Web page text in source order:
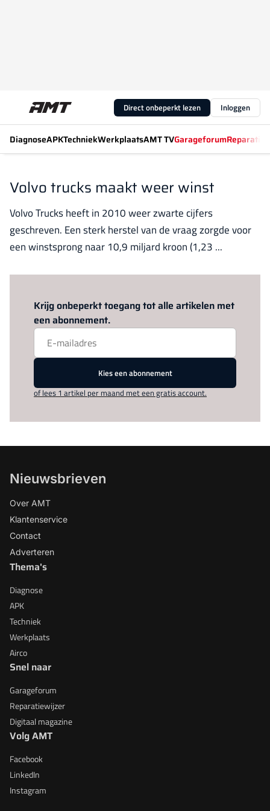
Direct onbeperkt lezen Inloggen
DiagnoseAPKTechniekWerkplaatsAMT TVGarageforum
Volvo trucks maakt weer winst
Volvo Trucks heeft in 2010 weer zwarte cijfers
geschreven. Een sterk herstel van de vraag zorgde voor
een winstsprong naar 10,9 miljard kroon (1,23 ...
Krijg onbeperkt toegang tot alle artikelen met
een abonnement.
Kies een abonnement
of lees 1 artikel per maand met een gratis account.
Nieuwsbrieven
Over AMT
Klantenservice
Contact
Adverteren
Thema's
Diagnose
APK
Techniek
Werkplaats
Airco
Snel naar
Garageforum
Reparatiewijzer
Digitaal magazine
Volg AMT
Facebook
LinkedIn
Instagram